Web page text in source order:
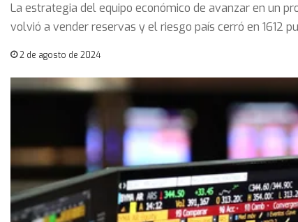
La estrategia del equipo económico de avanzar en un
volvió a vender reservas y el riesgo país cerró en 1612
2 de agosto de 2024